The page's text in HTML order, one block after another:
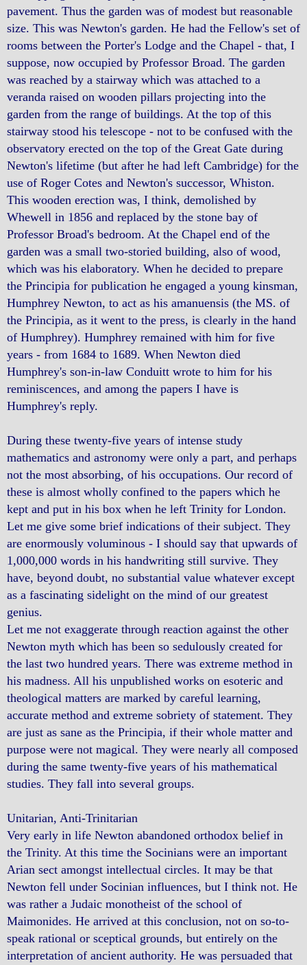
pavement. Thus the garden was of modest but reasonable
size. This was Newton's garden. He had the Fellow's set of
rooms between the Porter's Lodge and the Chapel - that, I
suppose, now occupied by Professor Broad. The garden
was reached by a stairway which was attached to a
veranda raised on wooden pillars projecting into the
garden from the range of buildings. At the top of this
stairway stood his telescope - not to be confused with the
observatory erected on the top of the Great Gate during
Newton's lifetime (but after he had left Cambridge) for the
use of Roger Cotes and Newton's successor, Whiston.
This wooden erection was, I think, demolished by
Whewell in 1856 and replaced by the stone bay of
Professor Broad's bedroom. At the Chapel end of the
garden was a small two-storied building, also of wood,
which was his elaboratory. When he decided to prepare
the Principia for publication he engaged a young kinsman,
Humphrey Newton, to act as his amanuensis (the MS. of
the Principia, as it went to the press, is clearly in the hand
of Humphrey). Humphrey remained with him for five
years - from 1684 to 1689. When Newton died
Humphrey's son-in-law Conduitt wrote to him for his
reminiscences, and among the papers I have is
Humphrey's reply.
During these twenty-five years of intense study
mathematics and astronomy were only a part, and perhaps
not the most absorbing, of his occupations. Our record of
these is almost wholly confined to the papers which he
kept and put in his box when he left Trinity for London.
Let me give some brief indications of their subject. They
are enormously voluminous - I should say that upwards of
1,000,000 words in his handwriting still survive. They
have, beyond doubt, no substantial value whatever except
as a fascinating sidelight on the mind of our greatest
genius.
Let me not exaggerate through reaction against the other
Newton myth which has been so sedulously created for
the last two hundred years. There was extreme method in
his madness. All his unpublished works on esoteric and
theological matters are marked by careful learning,
accurate method and extreme sobriety of statement. They
are just as sane as the Principia, if their whole matter and
purpose were not magical. They were nearly all composed
during the same twenty-five years of his mathematical
studies. They fall into several groups.
Unitarian, Anti-Trinitarian
Very early in life Newton abandoned orthodox belief in
the Trinity. At this time the Socinians were an important
Arian sect amongst intellectual circles. It may be that
Newton fell under Socinian influences, but I think not. He
was rather a Judaic monotheist of the school of
Maimonides. He arrived at this conclusion, not on so-to-
speak rational or sceptical grounds, but entirely on the
interpretation of ancient authority. He was persuaded that